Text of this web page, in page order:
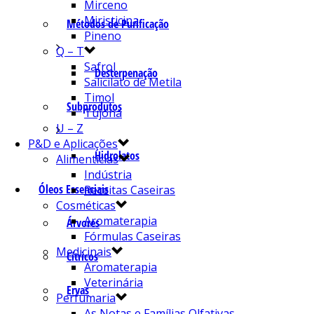
Métodos de Purificação
Desterpenação
Subprodutos
Hidrolatos
Óleos Essenciais
Árvores
Cítricos
Ervas
Mirceno
Miristicina
Pineno
Q – T
Safrol
Salicilato de Metila
Timol
Tujona
U – Z
P&D e Aplicações
Alimentícias
Indústria
Receitas Caseiras
Cosméticas
Aromaterapia
Fórmulas Caseiras
Medicinais
Aromaterapia
Veterinária
Perfumaria